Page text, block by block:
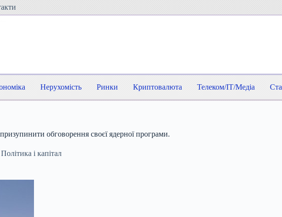
Нерухомість Ринки Криптовалюта Телеком/IT/Медіа
обговорення своєї ядерної програми.
Політика і капітал